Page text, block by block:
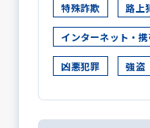
特殊詐欺 路上
インターネット・
凶悪犯罪 強盗